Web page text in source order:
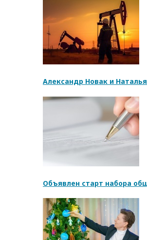
Александр Новак и
Объявлен старт набора